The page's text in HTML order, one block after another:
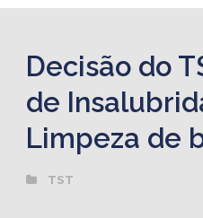
Decisão do
de
Limpeza de
TST